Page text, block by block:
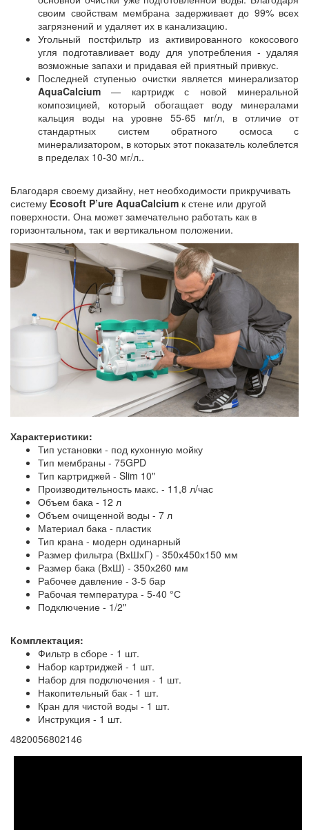
своим свойствам мембрана задерживает до 99% всех
загрязнений и удаляет их в канализацию.
Угольный постфильтр из активированного кокосового
угля подготавливает воду для употребления - удаляя
возможные запахи и придавая ей приятный привкус.
Последней ступенью очистки является минерализатор
AquaCalcium — картридж с новой минеральной
композицией, который обогащает воду минералами
кальция воды на уровне 55-65 мг/л, в отличие от
стандартных систем обратного осмоса с
минерализатором, в которых этот показатель колеблется
в пределах 10-30 мг/л..
Благодаря своему дизайну, нет необходимости прикручивать
систему Ecosoft P’ure AquaCalcium к стене или другой
поверхности. Она может замечательно работать как в
горизонтальном, так и вертикальном положении.
Характеристики:
Тип установки - под кухонную мойку
Тип мембраны - 75GPD
Тип картриджей - Slim 10"
Производительность макс. - 11,8 л/час
Объем бака - 12 л
Объем очищенной воды - 7 л
Материал бака - пластик
Тип крана - модерн одинарный
Размер фильтра (ВхШхГ) - 350х450х150 мм
Размер бака (ВхШ) - 350х260 мм
Рабочее давление - 3-5 бар
Рабочая температура - 5-40 °С
Подключение - 1/2"
Комплектация:
Фильтр в сборе - 1 шт.
Набор картриджей - 1 шт.
Набор для подключения - 1 шт.
Накопительный бак - 1 шт.
Кран для чистой воды - 1 шт.
Инструкция - 1 шт.
4820056802146